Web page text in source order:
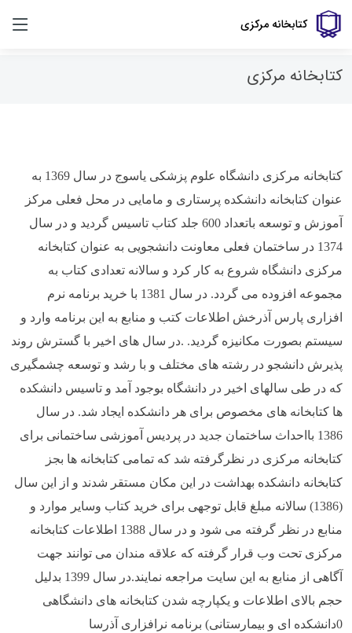
کتابخانه مرکزی
کتابخانه مرکزی
کتابخانه مرکزی دانشگاه علوم پزشکی یاسوج در سال 1369 به
عنوان کتابخانه دانشکده پرستاری و مامایی در محل فعلی مرکز
آموزش و توسعه باتعداد 600 جلد کتاب تاسیس گردید و در سال
1374 در ساختمان فعلی معاونت دانشجویی به عنوان کتابخانه
مرکزی دانشگاه شروع به کار کرد و سالانه تعدادی کتاب به
مجموعه افزوده می گردد. در سال 1381 با خرید برنامه نرم
افزاری پارس آذرخش اطلاعات کتب و منابع به این برنامه وارد و
سیستم بصورت مکانیزه گردید. .در سال های اخیر با گسترش روند
پذیرش دانشجو در رشته های مختلف و با رشد و توسعه چشمگیری
که در طی سالهای اخیر در دانشگاه بوجود آمد و تاسیس دانشکده
ها کتابخانه های مخصوص برای هر دانشکده ایجاد شد. در سال
1386 بااحداث ساختمان جدید در پردیس آموزشی ساختمانی برای
کتابخانه مرکزی در نظرگرفته شد که تمامی کتابخانه ها بجز
کتابخانه دانشکده بهداشت در این مکان مستقر شدند و از این سال
(1386) سالانه مبلغ قابل توجهی برای خرید کتاب وسایر موارد و
منابع در نظر گرفته می شود و در سال 1388 اطلاعات کتابخانه
مرکزی تحت وب قرار گرفته که علاقه مندان می توانند جهت
آگاهی از منابع به این سایت مراجعه نمایند.در سال 1399 بدلیل
حجم بالای اطلاعات و یکپارچه شدن کتابخانه های دانشگاهی
0دانشکده ای و بیمارستانی) برنامه نرافزاری آذرسا